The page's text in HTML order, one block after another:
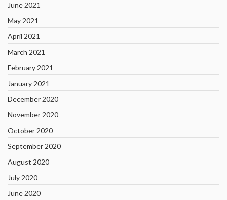
June 2021
May 2021
April 2021
March 2021
February 2021
January 2021
December 2020
November 2020
October 2020
September 2020
August 2020
July 2020
June 2020